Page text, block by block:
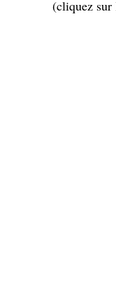
(cliquez sur